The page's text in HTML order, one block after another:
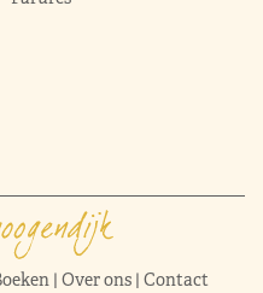
| Over ons| Contact